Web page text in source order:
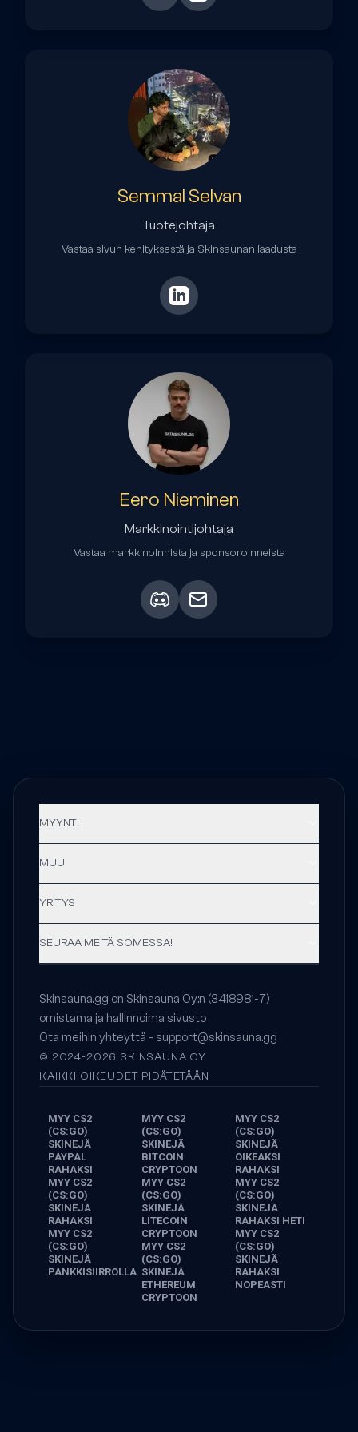
Semmal Selvan
Tuotejohtaja
Vastaa sivun kehityksestä ja Skinsaunan laadusta
Eero Nieminen
Markkinointijohtaja
Vastaa markkinoinnista ja sponsoroinneista
MYYNTI
MUU
YRITYS
SEURAA MEITÄ SOMESSA!
Skinsauna.gg on Skinsauna Oy:n (3418981-7)
omistama ja hallinnoima sivusto
Ota meihin yhteyttä - support@skinsauna.gg
© 2024-2026 SKINSAUNA OY
KAIKKI OIKEUDET PIDÄTETÄÄN
MYY CS2
(CS:GO)
SKINEJÄ
PAYPAL
RAHAKSI
MYY CS2
(CS:GO)
SKINEJÄ
RAHAKSI
MYY CS2
(CS:GO)
SKINEJÄ
PANKKISIIRROLLA
MYY CS2
(CS:GO)
SKINEJÄ
BITCOIN
CRYPTOON
MYY CS2
(CS:GO)
SKINEJÄ
LITECOIN
CRYPTOON
MYY CS2
(CS:GO)
SKINEJÄ
ETHEREUM
CRYPTOON
MYY CS2
(CS:GO)
SKINEJÄ
OIKEAKSI
RAHAKSI
MYY CS2
(CS:GO)
SKINEJÄ
RAHAKSI HETI
MYY CS2
(CS:GO)
SKINEJÄ
RAHAKSI
NOPEASTI